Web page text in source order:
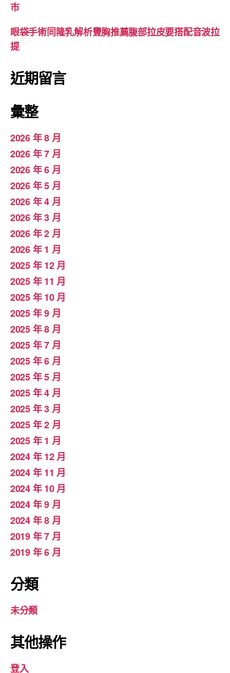
市
眼袋手術同隆乳解析豐胸推薦腹部拉皮要搭配音波拉
提
近期留言
彙整
2026 年 8 月
2026 年 7 月
2026 年 6 月
2026 年 5 月
2026 年 4 月
2026 年 3 月
2026 年 2 月
2026 年 1 月
2025 年 12 月
2025 年 11 月
2025 年 10 月
2025 年 9 月
2025 年 8 月
2025 年 7 月
2025 年 6 月
2025 年 5 月
2025 年 4 月
2025 年 3 月
2025 年 2 月
2025 年 1 月
2024 年 12 月
2024 年 11 月
2024 年 10 月
2024 年 9 月
2024 年 8 月
2019 年 7 月
2019 年 6 月
分類
未分類
其他操作
登入